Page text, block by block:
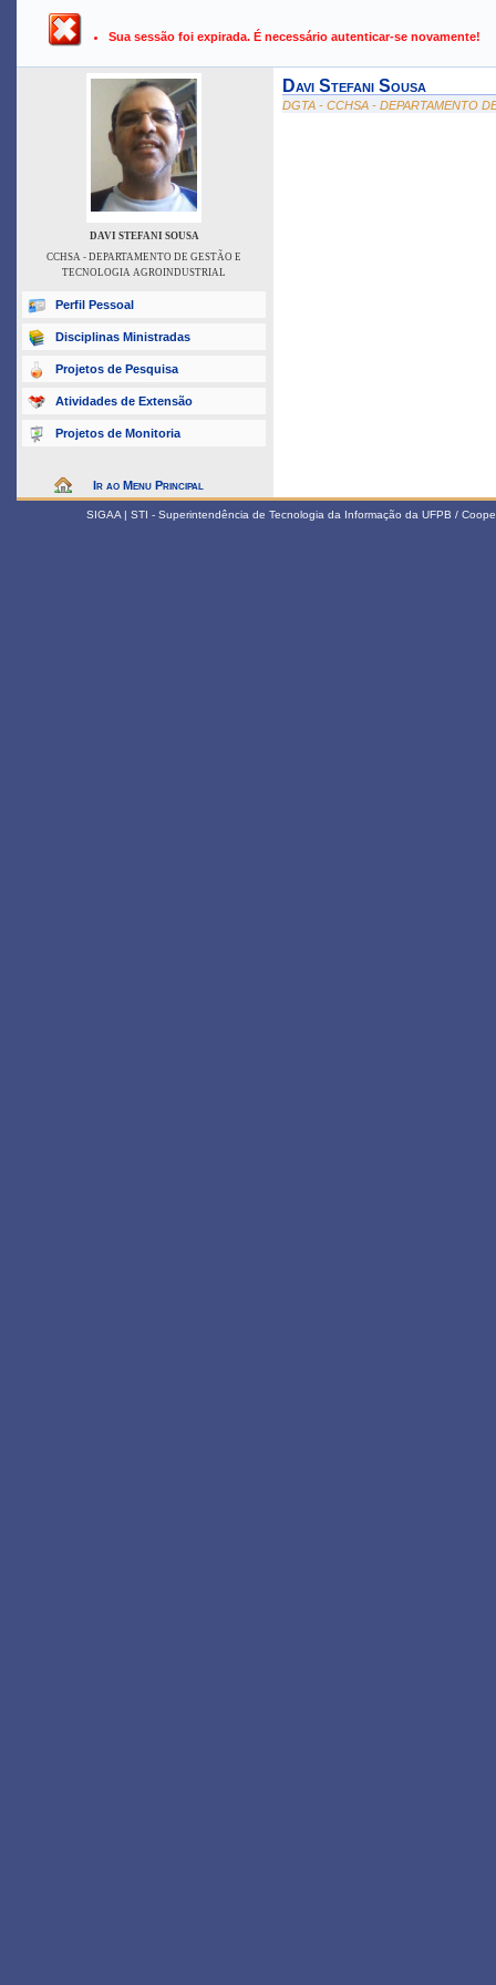
UFPB ›
Sua sessão foi expirada. É necessário autenticar-se novamente!
DAVI STEFANI SOUSA
CCHSA - DEPARTAMENTO DE GESTÃO E
TECNOLOGIA AGROINDUSTRIAL
Perfil Pessoal
Disciplinas Ministradas
Projetos de Pesquisa
Atividades de Extensão
Projetos de Monitoria
Ir ao Menu Principal
Davi Stefani Sousa
DGTA - CCHSA - DEPARTAMENTO
SIGAA | STI - Superintendência de Tecnologia da Informação da UFPB /